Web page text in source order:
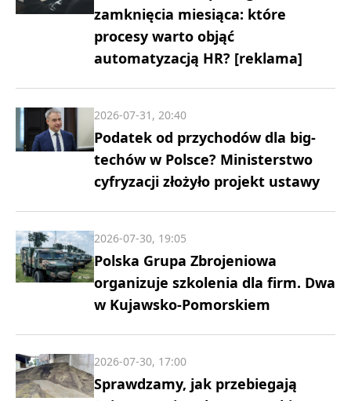
zamknięcia miesiąca: które
procesy warto objąć
automatyzacją HR? [reklama]
Podatek od przychodów dla big-
techów w Polsce? Ministerstwo
cyfryzacji złożyło projekt ustawy
2026-07-31, 20:40
Polska Grupa Zbrojeniowa
organizuje szkolenia dla firm. Dwa
w Kujawsko-Pomorskiem
2026-07-30, 19:05
Sprawdzamy, jak przebiegają
2026-07-30, 17:00